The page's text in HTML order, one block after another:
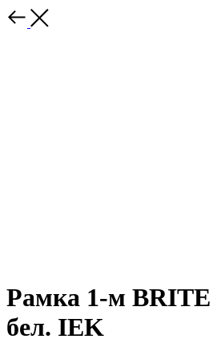
Рамка 1-м
бел. IEK